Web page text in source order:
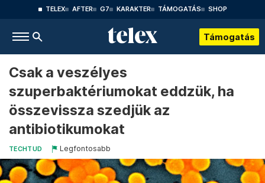
TELEX AFTER G7 KARAKTER TÁMOGATÁS SHOP
Támogatás
Csak a veszélyes
szuperbaktériumokat eddzük, ha
összevissza szedjük az
antibiotikumokat
TECHTUD Legfontosabb